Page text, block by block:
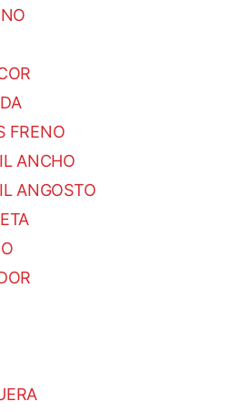
FRENO
ANCHO
ANGOSTO